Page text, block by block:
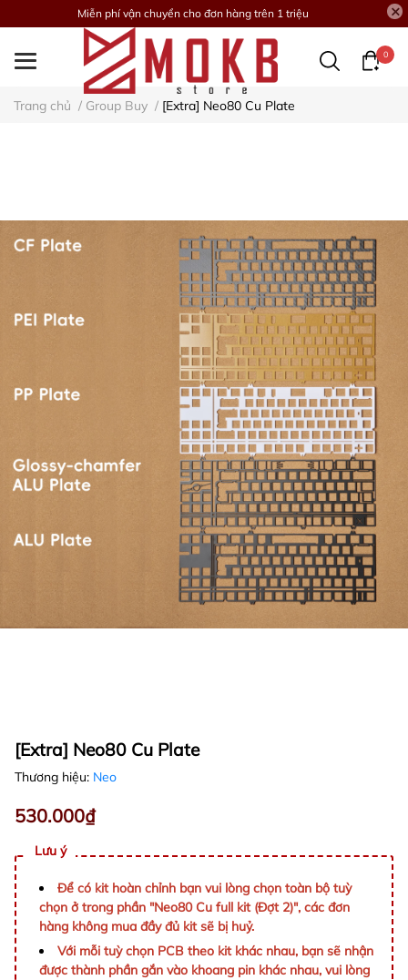
Miễn phí vận chuyển cho đơn hàng trên 1 triệu
0
Trang chủ / Group Buy / [Extra] Neo80 Cu Plate
[Extra] Neo80 Cu Plate
Thương hiệu: Neo
530.000₫
Lưu ý
Để có kit hoàn chỉnh bạn vui lòng chọn toàn bộ tuỳ
chọn ở trong phần "Neo80 Cu full kit (Đợt 2)", các đơn
hàng không mua đầy đủ kit sẽ bị huỷ.
Với mỗi tuỳ chọn PCB theo kit khác nhau, bạn sẽ nhận
được thành phần gắn vào khoang pin khác nhau, vui lòng